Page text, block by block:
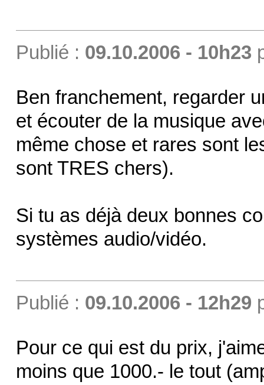
Publié : 09.10.2006 - 10h23
Ben franchement, regarder
et écouter de la musique
même chose et rares sont
sont TRES chers).
Si tu as déjà deux bonnes
systèmes audio/vidéo.
Publié : 09.10.2006 - 12h29
Pour ce qui est du prix,
moins que 1000.- le tout